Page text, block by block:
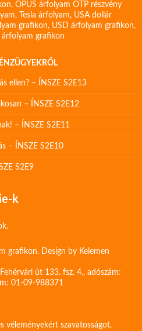
, OPUS árfolyam OTP részvény
, Tesla árfolyam, USA dollár
grafikon, USD árfolyam grafikon,
grafikon
ellen? – ÍNSZE S2E13
– ÍNSZE S2E12
– ÍNSZE S2E11
– ÍNSZE S2E10
S2E9
k
grafikon. Design by Kelemen
út 133. fsz. 4., adószám:
01-09-988371
véleményekért szavatosságot,